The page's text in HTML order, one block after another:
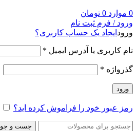
0 موارد 0 تومان
ورود / فرم ثبت نام
ورود ایجاد یک حساب کاربری؟
نام کاربری یا آدرس ایمیل *
گذرواژه *
ورود
رمز عبور خود را فراموش کرده اید؟
جست و جو